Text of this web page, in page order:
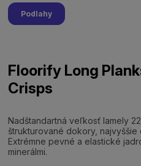
Podlahy
Floorify Long
Crisps
Nadštandartná veľkosť lamely
štrukturované dokory,
Extrémne pevné a elastické
minerálmi.